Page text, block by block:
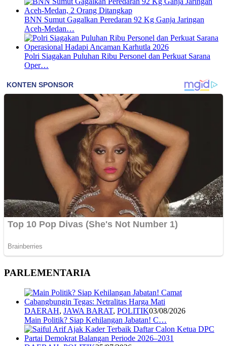
BNN Sumut Gagalkan Peredaran 92 Kg Ganja Jaringan
Aceh-Medan…
Polri Siagakan Puluhan Ribu Personel dan Perkuat Sarana
Oper…
PARLEMENTARIA
DAERAH, JAWA BARAT, POLITIK03/08/2026
Main Politik? Siap Kehilangan Jabatan! C…